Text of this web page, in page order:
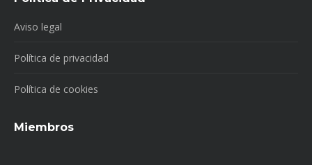
Aviso legal
Política de privacidad
Política de cookies
Miembros